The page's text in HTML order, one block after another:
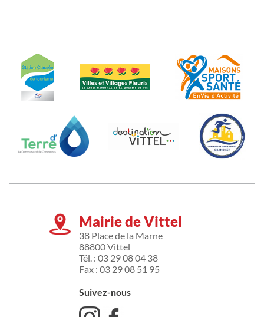
Mairie de Vittel
38 Place de la Marne
88800 Vittel
Tél. : 03 29 08 04 38
Fax : 03 29 08 51 95
Suivez-nous